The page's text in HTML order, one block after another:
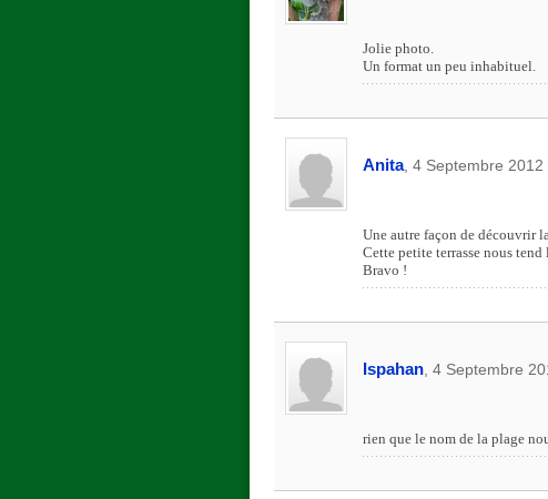
Jolie photo.
Un format un peu inhabituel.
Anita, 4 Septembre 2012
Une autre façon de découvrir
Cette petite terrasse nous
Bravo !
Ispahan, 4 Septembre
rien que le nom de la plage